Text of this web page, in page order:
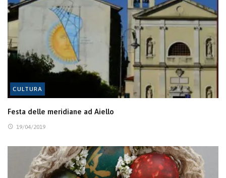
CULTURA
Festa delle meridiane ad Aiello
19/04/2019